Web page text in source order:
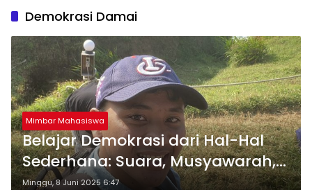
Demokrasi Damai
Mimbar Mahasiswa
Belajar Demokrasi dari Hal-Hal
Sederhana: Suara, Musyawarah,
dan Penghargaan
Minggu, 8 Juni 2025 6:47